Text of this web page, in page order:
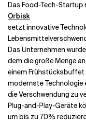
Das Food-Tech-Startup
Orbisk
setzt innovative
Das Unternehmen
dem die große Menge
einem
modernste Technologie
die Verschwendung zu
Plug-and-Play-Geräte
um bis zu 70%